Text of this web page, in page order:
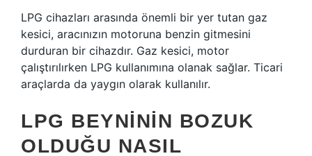
LPG cihazları arasında önemli bir yer tutan gaz
kesici, aracınızın motoruna benzin gitmesini
durduran bir cihazdır. Gaz kesici, motor
çalıştırılırken LPG kullanımına olanak sağlar. Ticari
araçlarda da yaygın olarak kullanılır.
LPG BEYNININ BOZUK
OLDUĞU NASIL